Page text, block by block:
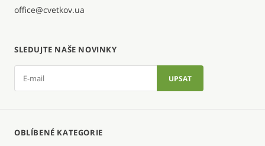
office@cvetkov.ua
SLEDUJTE NAŠE NOVINKY
OBLÍBENÉ KATEGORIE